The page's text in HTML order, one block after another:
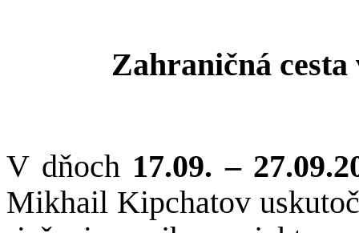
Zahraničná
V dňoch 17.09. –
Mikhail Kipchatov